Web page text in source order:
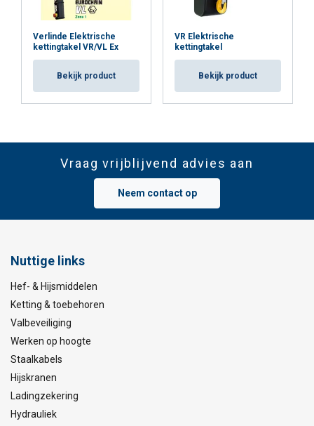
Verlinde Elektrische
kettingtakel VR/VL Ex
Bekijk product
VR Elektrische
kettingtakel
Bekijk product
Vraag vrijblijvend advies aan
Neem contact op
Nuttige links
Hef- & Hijsmiddelen
Ketting & toebehoren
Valbeveiliging
Werken op hoogte
Staalkabels
Hijskranen
Ladingzekering
Hydrauliek